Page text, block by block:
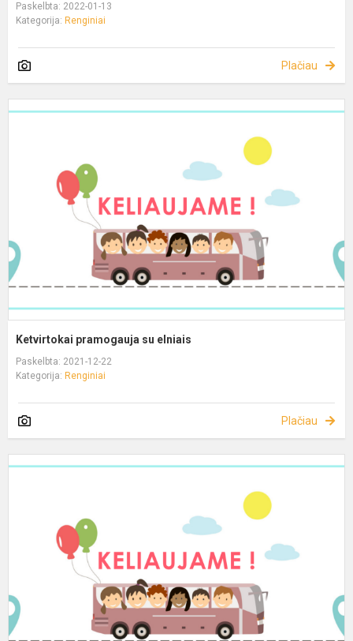
Paskelbta: 2022-01-13
Kategorija: Renginiai
Plačiau
Ketvirtokai pramogauja su elniais
Paskelbta: 2021-12-22
Kategorija: Renginiai
Plačiau